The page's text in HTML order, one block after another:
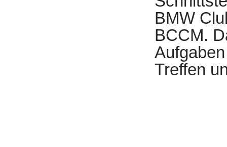
BMW
BCCM.
Treffen